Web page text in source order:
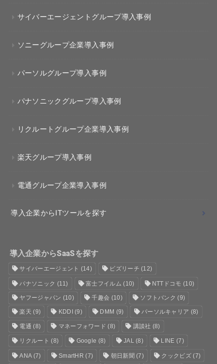
サイバーエージェントグループ導入事例
ソニーグループ企業導入事例
パーソルグループ導入事例
パナソニックグループ導入事例
リクルートグループ企業導入事例
楽天グループ導入事例
電通グループ企業導入事例
導入企業からITツールを探す
導入企業からSaaSを探す
サイバーエージェント (14) ビズリーチ (12)
パナソニック (11) 富士フイルム (10) NTTドコモ (10)
ヤフージャパン (10) 千趣会 (10) ソフトバンク (9)
楽天 (9) KDDI (9) DMM (9) パーソルキャリア (8)
電通 (8) マネーフォワード (8) 講談社 (8)
リクルート (8) Google (8) JAL(8) LINE (7)
ANA(7) SmartHR (7) 朝日新聞(7) クックビズ(7)